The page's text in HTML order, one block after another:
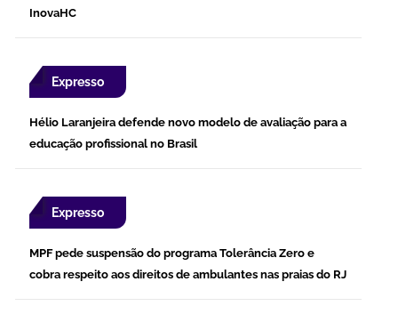
InovaHC
Expresso
Hélio Laranjeira defende novo modelo de avaliação para a
educação profissional no Brasil
Expresso
MPF pede suspensão do programa Tolerância Zero e
cobra respeito aos direitos de ambulantes nas praias do RJ